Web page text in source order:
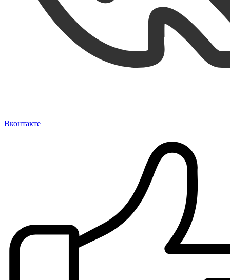
Вконтакте